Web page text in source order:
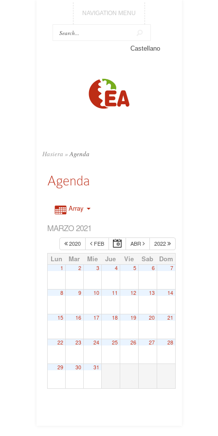
NAVIGATION MENU
Castellano
Hasiera » Agenda
Agenda
Array
MARZO 2021
2020 FEB ABR 2022
Lun Mar Mie Jue Vie Sab Dom
1 2 3 4 5 6 7
8 9 10 11 12 13 14
15 16 17 18 19 20 21
22 23 24 25 26 27 28
29 30 31